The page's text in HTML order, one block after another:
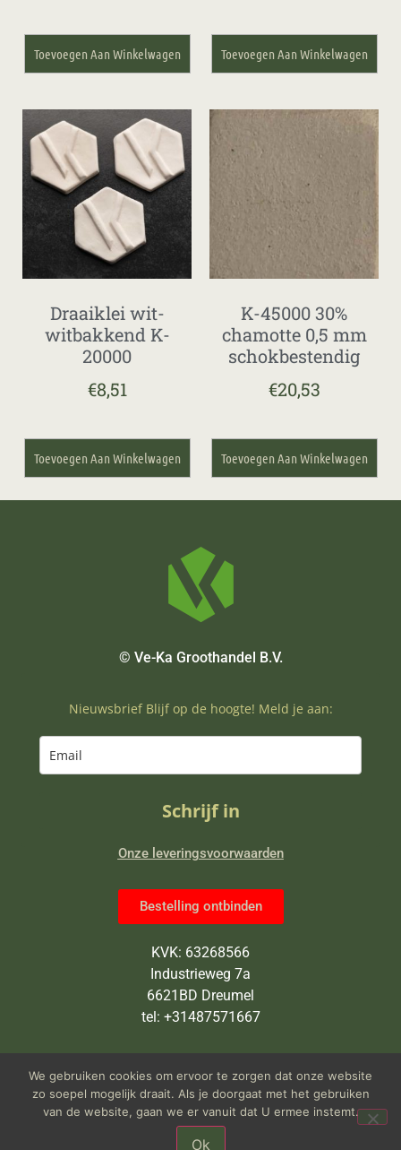
Toevoegen Aan Winkelwagen Toevoegen Aan Winkelwagen
Draaiklei wit-
witbakkend K-
20000
€8,51
Toevoegen Aan Winkelwagen
K-45000 30%
chamotte 0,5 mm
schokbestendig
€20,53
Toevoegen Aan Winkelwagen
© Ve-Ka Groothandel B.V.
Nieuwsbrief Blijf op de hoogte! Meld je aan:
Schrijf in
Onze leveringsvoorwaarden
Bestelling ontbinden
KVK: 63268566
Industrieweg 7a
6621BD Dreumel
tel: +31487571667
Wij zijn van maandag tot en met
vrijdag open van 9 tot 5 uur
We gebruiken cookies om ervoor te zorgen dat onze website
zo soepel mogelijk draait. Als je doorgaat met het gebruiken
van de website, gaan we er vanuit dat U ermee instemt.
Ok